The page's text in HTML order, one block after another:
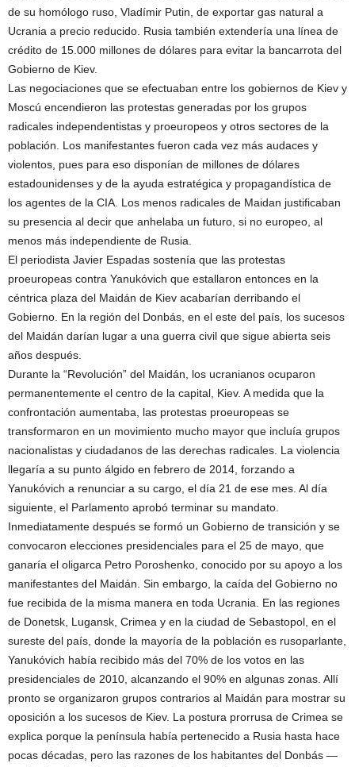
de su homólogo ruso, Vladímir Putin, de exportar gas natural a
Ucrania a precio reducido. Rusia también extendería una línea de
crédito de 15.000 millones de dólares para evitar la bancarrota del
Gobierno de Kiev.
Las negociaciones que se efectuaban entre los gobiernos de Kiev y
Moscú encendieron las protestas generadas por los grupos
radicales independentistas y proeuropeos y otros sectores de la
población. Los manifestantes fueron cada vez más audaces y
violentos, pues para eso disponían de millones de dólares
estadounidenses y de la ayuda estratégica y propagandística de
los agentes de la CIA. Los menos radicales de Maidan justificaban
su presencia al decir que anhelaba un futuro, si no europeo, al
menos más independiente de Rusia.
El periodista Javier Espadas sostenía que las protestas
proeuropeas contra Yanukóvich que estallaron entonces en la
céntrica plaza del Maidán de Kiev acabarían derribando el
Gobierno. En la región del Donbás, en el este del país, los sucesos
del Maidán darían lugar a una guerra civil que sigue abierta seis
años después.
Durante la “Revolución” del Maidán, los ucranianos ocuparon
permanentemente el centro de la capital, Kiev. A medida que la
confrontación aumentaba, las protestas proeuropeas se
transformaron en un movimiento mucho mayor que incluía grupos
nacionalistas y ciudadanos de las derechas radicales. La violencia
llegaría a su punto álgido en febrero de 2014, forzando a
Yanukóvich a renunciar a su cargo, el día 21 de ese mes. Al día
siguiente, el Parlamento aprobó terminar su mandato.
Inmediatamente después se formó un Gobierno de transición y se
convocaron elecciones presidenciales para el 25 de mayo, que
ganaría el oligarca Petro Poroshenko, conocido por su apoyo a los
manifestantes del Maidán. Sin embargo, la caída del Gobierno no
fue recibida de la misma manera en toda Ucrania. En las regiones
de Donetsk, Lugansk, Crimea y en la ciudad de Sebastopol, en el
sureste del país, donde la mayoría de la población es rusoparlante,
Yanukóvich había recibido más del 70% de los votos en las
presidenciales de 2010, alcanzando el 90% en algunas zonas. Allí
pronto se organizaron grupos contrarios al Maidán para mostrar su
oposición a los sucesos de Kiev. La postura prorrusa de Crimea se
explica porque la península había pertenecido a Rusia hasta hace
pocas décadas, pero las razones de los habitantes del Donbás —